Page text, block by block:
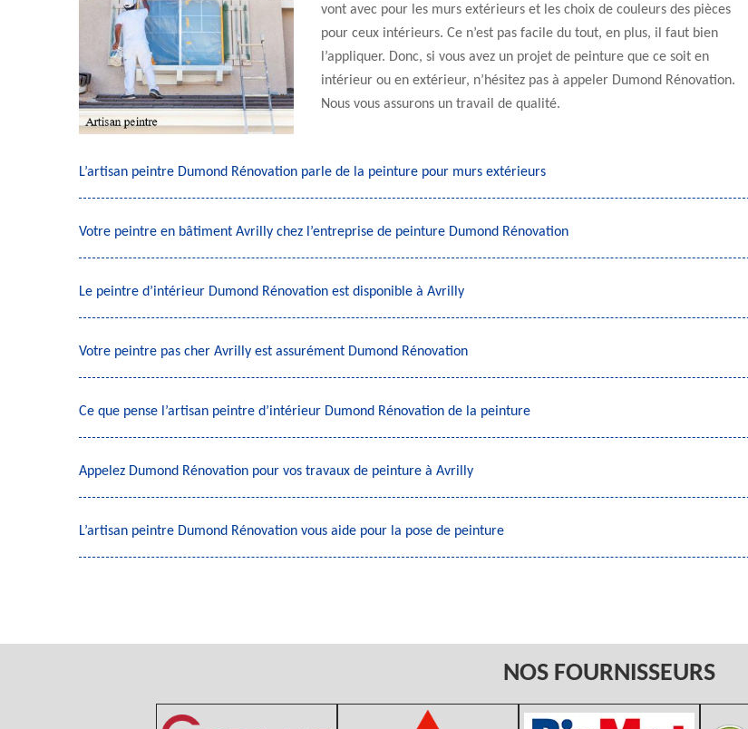
vont avec pour les murs extérieurs et les choix de couleurs des pièces
pour ceux intérieurs. Ce n’est pas facile du tout, en plus, il faut bien
l’appliquer. Donc, si vous avez un projet de peinture que ce soit en
intérieur ou en extérieur, n’hésitez pas à appeler Dumond Rénovation.
Nous vous assurons un travail de qualité.
L’artisan peintre Dumond Rénovation parle de la peinture pour murs extérieurs
Votre peintre en bâtiment Avrilly chez l’entreprise de peinture Dumond Rénovation
Le peintre d’intérieur Dumond Rénovation est disponible à Avrilly
Votre peintre pas cher Avrilly est assurément Dumond Rénovation
Ce que pense l’artisan peintre d’intérieur Dumond Rénovation de la peinture
Appelez Dumond Rénovation pour vos travaux de peinture à Avrilly
L’artisan peintre Dumond Rénovation vous aide pour la pose de peinture
NOS FOURNISSEURS